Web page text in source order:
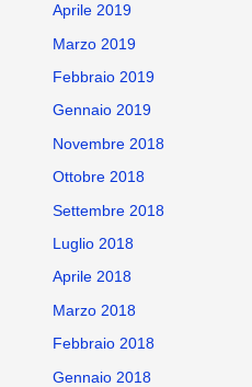
Aprile 2019
Marzo 2019
Febbraio 2019
Gennaio 2019
Novembre 2018
Ottobre 2018
Settembre 2018
Luglio 2018
Aprile 2018
Marzo 2018
Febbraio 2018
Gennaio 2018